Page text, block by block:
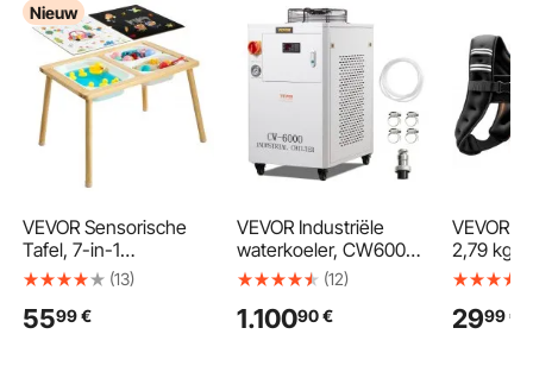
Nieuw
VEVOR Sensorische
Tafel, 7-in-1
Activiteitentafel met
Dubbelzijdig Tafelblad,
(13)
5599€
VEVOR Industriële
waterkoeler, CW6000,
1500W waterkoeler
watertankinhoud 15
(12)
1.10090 €
VEVOR
2,79 kg
met
gesp en
2999€